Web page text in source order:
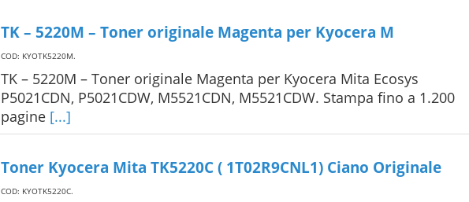
TK – 5220M – Toner originale Magenta per Kyocera M
COD: KYOTK5220M.
TK – 5220M – Toner originale Magenta per Kyocera Mita Ecosys
P5021CDN, P5021CDW, M5521CDN, M5521CDW. Stampa fino a 1.200
pagine [...]
Toner Kyocera Mita TK5220C ( 1T02R9CNL1) Ciano Originale
COD: KYOTK5220C.